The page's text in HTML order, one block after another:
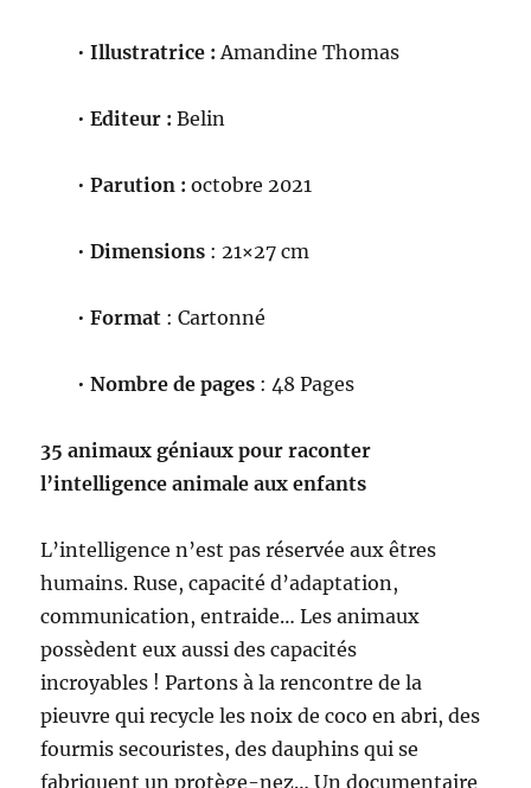
• Illustratrice :Amandine Thomas
• Editeur : Belin
• Parution : octobre 2021
• Dimensions: 21×27 cm
• Format: Cartonné
• Nombre de pages: 48 Pages
35 animaux géniaux pour raconter
l’intelligence animale aux enfants
L’intelligence n’est pas réservée aux êtres
humains. Ruse, capacité d’adaptation,
communication, entraide… Les animaux
possèdent eux aussi des capacités
incroyables ! Partons à la rencontre de la
pieuvre qui recycle les noix de coco en abri, des
fourmis secouristes, des dauphins qui se
fabriquent un protège-nez… Un documentaire